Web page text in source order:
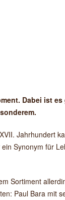
Dabei ist
Jahrhundert
Synonym für
Sortiment
Paul Bara mit